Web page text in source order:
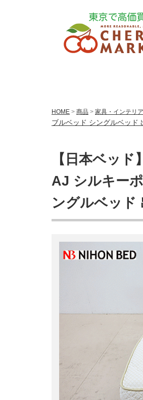
HOME > 商品 > 家具・インテリ
ブルベッド シングルベッド
【日本ベッ
AJ シルキー
ングルベッド